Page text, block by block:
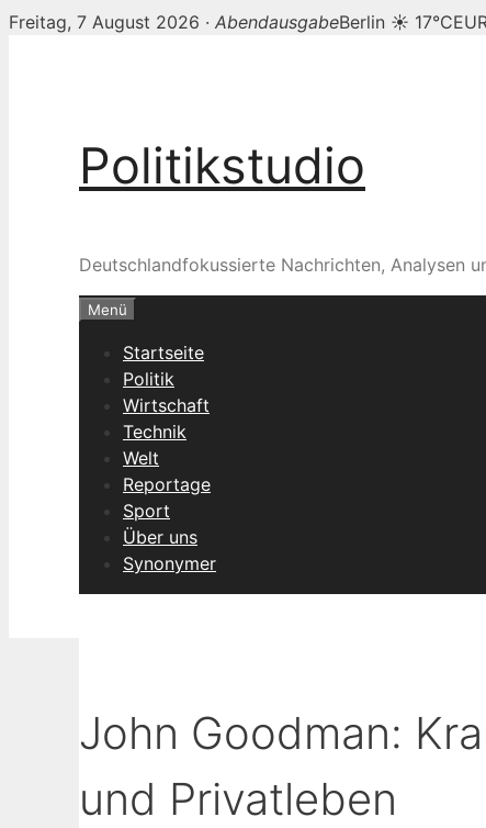
Freitag, 7 August 2026 · AbendausgabeBerlin ☀ 17°C
Politikstudio
Deutschlandfokussierte Nachrichten, Analysen
Menü
Startseite
Politik
Wirtschaft
Technik
Welt
Reportage
Sport
Über uns
Synonymer
John Goodman:
und Privatleben